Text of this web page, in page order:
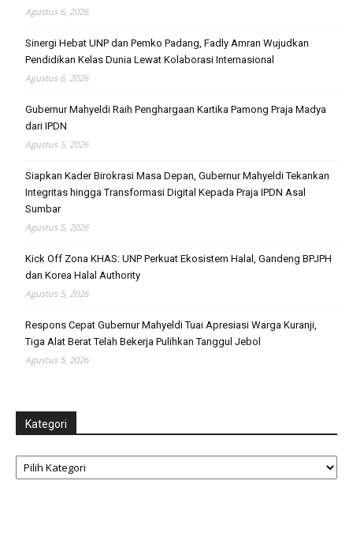
Agustus 6, 2026
Sinergi Hebat UNP dan Pemko Padang, Fadly Amran Wujudkan
Pendidikan Kelas Dunia Lewat Kolaborasi Internasional
Agustus 6, 2026
Gubernur Mahyeldi Raih Penghargaan Kartika Pamong Praja Madya
dari IPDN
Agustus 5, 2026
Siapkan Kader Birokrasi Masa Depan, Gubernur Mahyeldi Tekankan
Integritas hingga Transformasi Digital Kepada Praja IPDN Asal
Sumbar
Agustus 5, 2026
Kick Off Zona KHAS: UNP Perkuat Ekosistem Halal, Gandeng BPJPH
dan Korea Halal Authority
Agustus 5, 2026
Respons Cepat Gubernur Mahyeldi Tuai Apresiasi Warga Kuranji,
Tiga Alat Berat Telah Bekerja Pulihkan Tanggul Jebol
Agustus 5, 2026
Kategori
Kategori